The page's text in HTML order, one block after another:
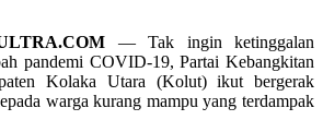
— Tak ingin ketinggalan
pandemi COVID-19, Partai Kebangkitan
Kolaka Utara (Kolut) ikut bergerak
warga kurang mampu yang terdampak